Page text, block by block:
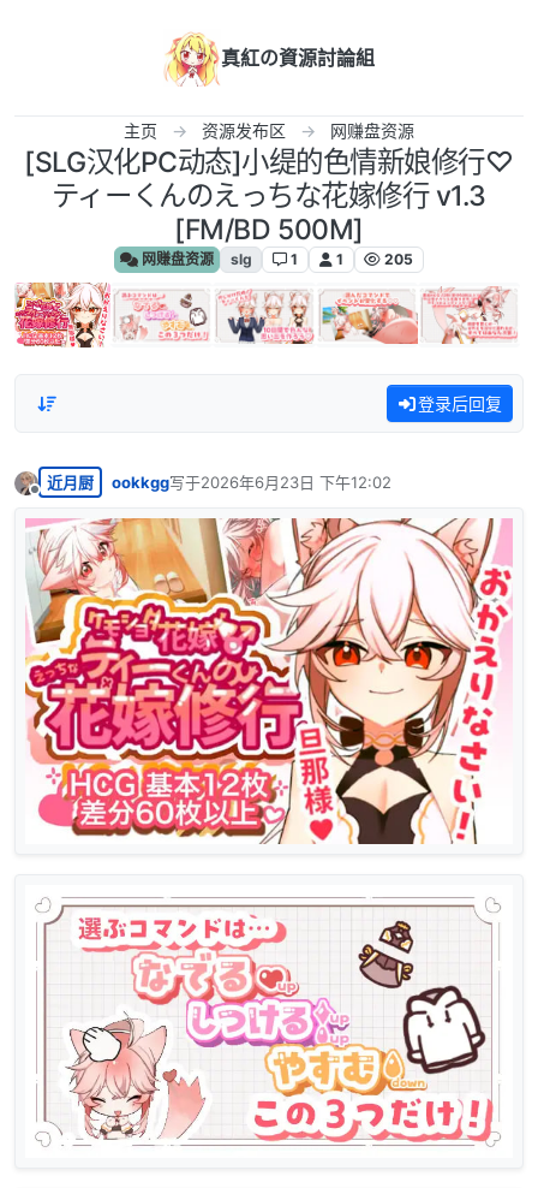
真紅の資源討論組
主页 资源发布区 网赚盘资源
[SLG汉化PC动态]小缇的色情新娘修行♡
ティーくんのえっちな花嫁修行 v1.3
[FM/BD 500M]
网赚盘资源 slg 1 1 205
登录后回复
离线
近月厨 ookkgg写于2026年6月23日 下午12:02
最后由 编辑